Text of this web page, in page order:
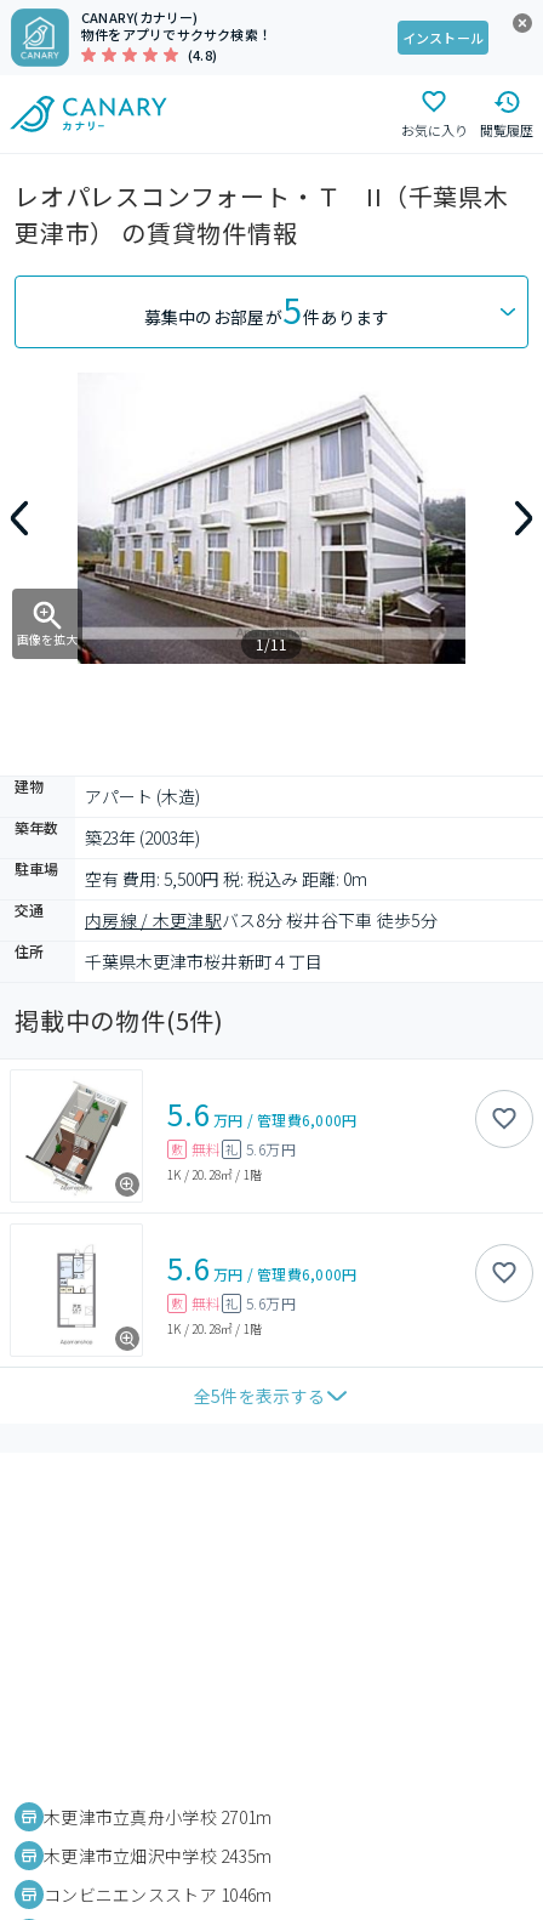
CANARY(カナリー)
物件をアプリでサクサク検索！
(4.8)
インストール
お気に入り 閲覧履歴
レオパレスコンフォート・Ｔ II（千葉県木
更津市） の賃貸物件情報
募集中のお部屋が5件あります
画像を拡大 1/11
建物 アパート (木造)
築年数 築23年 (2003年)
駐車場 空有 費用: 5,500円 税: 税込み 距離: 0m
交通 内房線 / 木更津駅バス8分 桜井谷下車 徒歩5分
住所 千葉県木更津市桜井新町４丁目
掲載中の物件(5件)
5.6 万円 /管理費6,000円
敷 無料 礼 5.6万円
1K / 20.28㎡ / 1階
5.6 万円 /管理費6,000円
敷 無料 礼 5.6万円
1K / 20.28㎡ / 1階
全5件を表示する
木更津市立真舟小学校 2701m
木更津市立畑沢中学校 2435m
コンビニエンスストア 1046m